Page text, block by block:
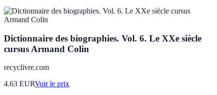
Dictionnaire des biographies. Vol. 6. Le XXe siècle
cursus Armand Colin
recyclivre.com
4.63 EURVoir le prix